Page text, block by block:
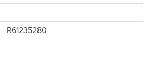
R61235280